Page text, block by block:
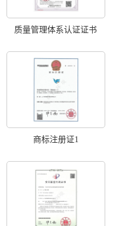
质量管理体系认证证书
商标注册证1